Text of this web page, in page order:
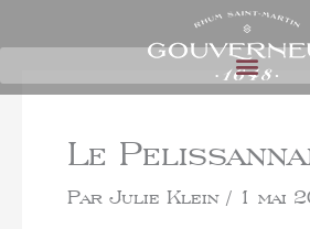
Le
Par Julie Klein / 1 mai